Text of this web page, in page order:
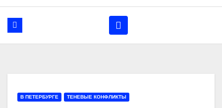
В ПЕТЕРБУРГЕ ТЕНЕВЫЕ КОНФЛИКТЫ